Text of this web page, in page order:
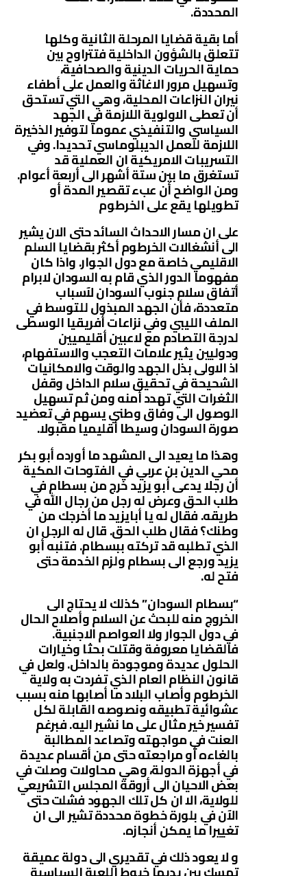
المحددة.
أما بقية قضايا المرحلة الثانية وكلها
تتعلق بالشؤون الداخلية فتتراوح بين
حماية الحريات الدينية والصحافية،
وتسهيل مرور الاغاثة والعمل على أطفاء
نيران النزاعات المحلية، وهي التي تستحق
أن تعطى الاولوية اللازمة في الجهد
السياسي والتنفيذي عموما لتوفير الذخيرة
اللازمة للعمل الديبلوماسي تحديدا. وفي
التسريبات الامريكية ان العملية قد
تستغرق ما بين ستة أشهر الى أربعة أعوام.
ومن الواضح أن عبء تقصير المدة أو
تطويلها يقع على الخرطوم
على ان مسار الاحداث السائد حتى الان يشير
الى أنشغالات الخرطوم أكثر بقضايا السلم
الاقليمي خاصة مع دول الجوار. واذا كان
مفهوما الدور الذي قام به السودان لابرام
أتفاق سلام جنوب السودان لآسباب
متعددة، فأن الجهد المبذول للتوسط في
الملف الليبي وفي نزاعات أفريقيا الوسطى
لدرجة التصادم مع لاعبين أقليميين
ودوليين يثير علامات التعجب والاستفهام،
اذ الاولى بذل الجهد والوقت والامكانيات
الشحيحة في تحقيق سلام الداخل وقفل
الثغرات التي تهدد أمنه ومن ثم تسهيل
الوصول الى وفاق وطني يسهم في تعضيد
صورة السودان وسيطا أقليميا مقبولا.
وهذا ما يعيد الى المشهد ما أورده أبو بكر
محي الدين بن عربي في الفتوحات المكية
أن رجلا يدعى أبو يزيد خرج من بسطام في
طلب الحق وعرض له رجل من رجال الله في
طريقه. فقال له يا أبايزيد ما أخرجك من
وطنك؟ فقال طلب الحق. قال له الرجل ان
الذي تطلبه قد تركته ببسطام. فتنبه أبو
يزيد ورجع الى بسطام ولزم الخدمة حتى
فتح له.
“بسطام السودان” كذلك لا يحتاج الى
الخروج منه للبحث عن السلام وأصلاح الحال
في دول الجوار ولا العواصم الاجنبية.
فالقضايا معروفة وقتلت بحثا وخيارات
الحلول عديدة وموجودة بالداخل. ولعل في
قانون النظام العام الذي تفردت به ولاية
الخرطوم وأصاب البلاد ما أصابها منه بسبب
عشوائية تطبيقه ونصوصه القابلة لكل
تفسير خير مثال على ما نشير اليه. فبرغم
العنت في مواجهته وتصاعد المطالبة
بالغاءه أو مراجعته حتى من أقسام عديدة
في أجهزة الدولة، وهي محاولات وصلت في
بعض الاحيان الى أروقة المجلس التشريعي
للولاية، الا ان كل تلك الجهود فشلت حتى
الآن في بلورة خطوة محددة تشير الى ان
تغييرا ما يمكن أنجازه.
و لا يعود ذلك في تقديري الى دولة عميقة